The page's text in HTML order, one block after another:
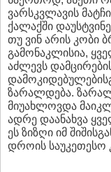
ვარსკვლავის
ქალაქში
თუ ვინ არის კობი
გამონაკლისია,
აძლევს
ზარალდება.
მიუახლოვდა
ადრე დაანახვა
ეს ზიზღი იმ
დროის